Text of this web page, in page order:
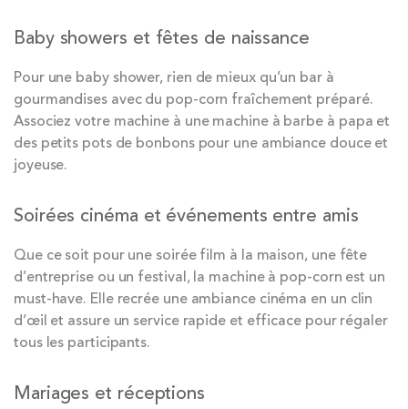
Baby showers et fêtes de naissance
Pour une baby shower, rien de mieux qu’un bar à
gourmandises avec du pop-corn fraîchement préparé.
Associez votre machine à une machine à barbe à papa et
des petits pots de bonbons pour une ambiance douce et
joyeuse.
Soirées cinéma et événements entre amis
Que ce soit pour une soirée film à la maison, une fête
d’entreprise ou un festival, la machine à pop-corn est un
must-have. Elle recrée une ambiance cinéma en un clin
d’œil et assure un service rapide et efficace pour régaler
tous les participants.
Mariages et réceptions